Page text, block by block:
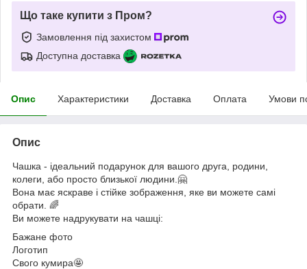
Що таке купити з Пром?
Замовлення під захистом
Доступна доставка
Опис Характеристики Доставка Оплата Умови
Опис
Чашка - ідеальний подарунок для вашого друга, родини,
колеги, або просто близької людини.🤗
Вона має яскраве і стійке зображення, яке ви можете самі
обрати. 🌈
Ви можете надрукувати на чашці:
Бажане фото
Логотип
Свого кумира🤩